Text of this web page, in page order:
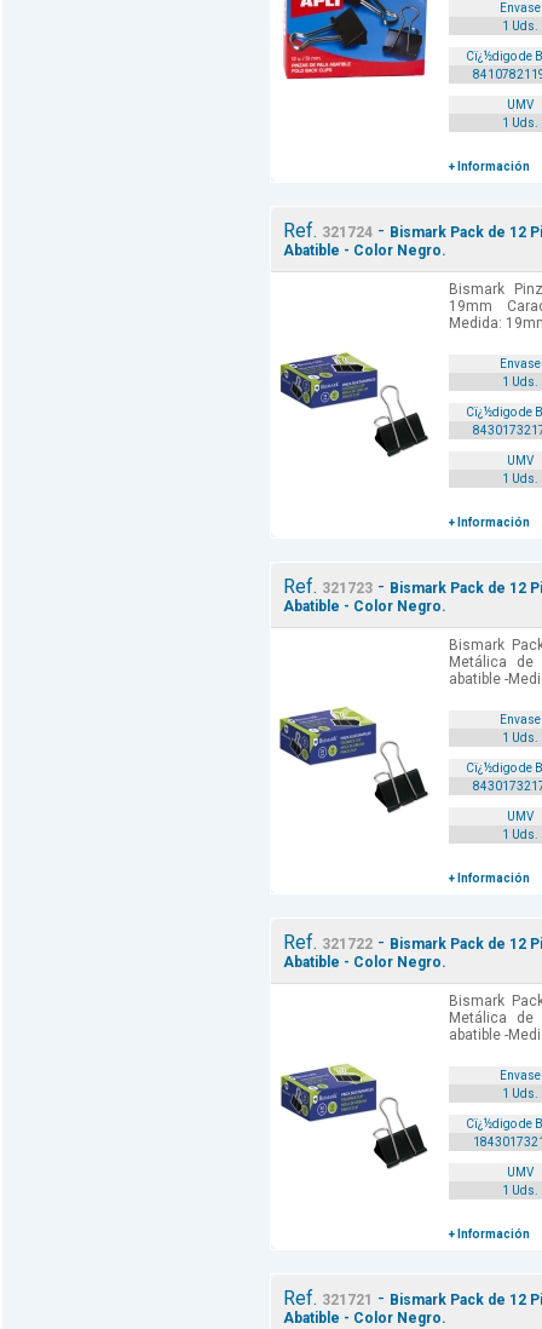
Envase
1 Uds.
Cï¿½digo de
UMV
1 Uds.
+ Información
Ref. 321724- Bismark Pack de 12
Abatible - Color Negro.
Bismark
19mm
Medida:
Envase
1 Uds.
Cï¿½digo de
UMV
1 Uds.
+ Información
Ref. 321723- Bismark Pack de 12
Abatible - Color Negro.
Bismark
Metálica de
abatible -
Envase
1 Uds.
Cï¿½digo de
UMV
1 Uds.
+ Información
Ref. 321722- Bismark Pack de 12
Abatible - Color Negro.
Bismark
Metálica de
abatible -
Envase
1 Uds.
Cï¿½digo de
UMV
1 Uds.
+ Información
Ref. 321721 - Bismark Pack de 12
Abatible - Color Negro.